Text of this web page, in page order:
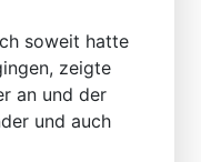
soweit hatte
zeigte
an und der
und auch